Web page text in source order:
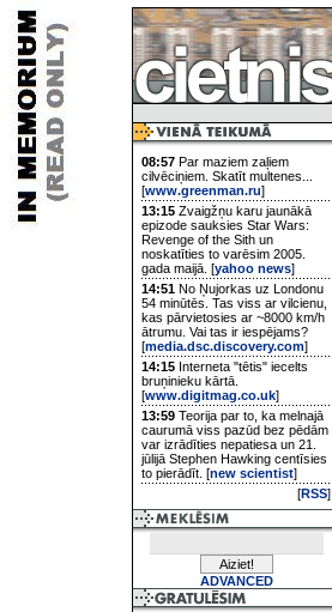
08:57 Par maziem zaļiem
cilvēciņiem. Skatīt multenes...
[www.greenman.ru]
13:15 Zvaigžņu karu jaunākā
epizode sauksies Star Wars:
Revenge of the Sith un
noskatīties to varēsim 2005.
gada maijā. [yahoo news]
14:51 No Ņujorkas uz Londonu
54 minūtēs. Tas viss ar vilcienu,
kas pārvietosies ar ~8000 km/h
ātrumu. Vai tas ir iespējams?
[media.dsc.discovery.com]
14:15 Interneta "tētis" iecelts
bruņinieku kārtā.
[www.digitmag.co.uk]
13:59 Teorija par to, ka melnajā
caurumā viss pazūd bez pēdām
var izrādīties nepatiesa un 21.
jūlijā Stephen Hawking centīsies
to pierādīt. [new scientist]
[RSS]
ADVANCED